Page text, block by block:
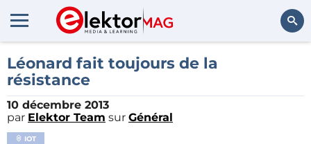
Léonard fait toujours de la
résistance
10 décembre 2013
par Elektor Team sur Général
IOT